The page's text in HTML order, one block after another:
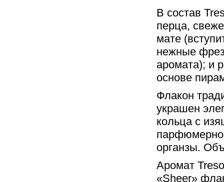
В состав
перца,
мате
нежные
аромата); и
основе
Флакон
украшен
кольца с
органзы.
Аромат
«Sheer»